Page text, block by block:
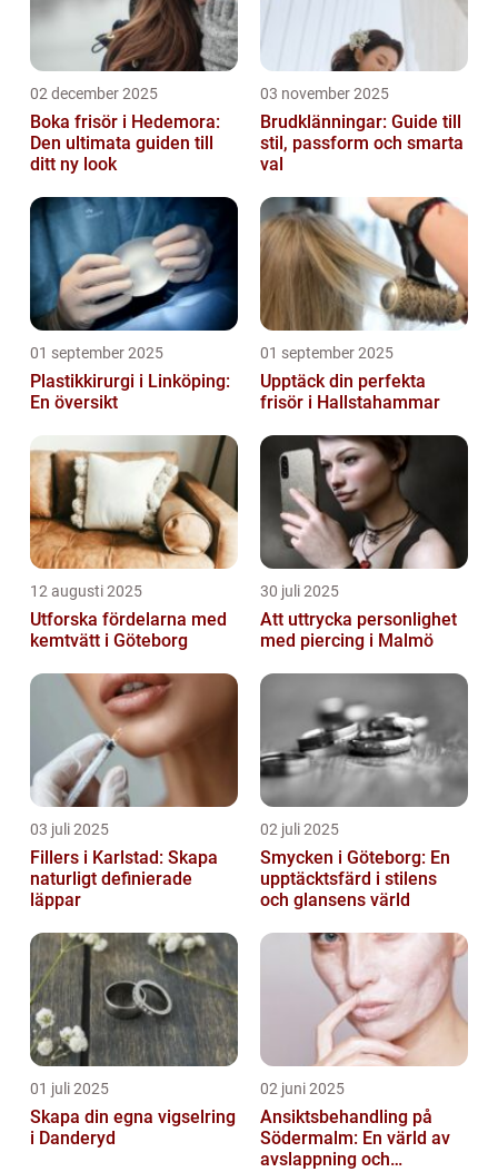
02 december 2025
Boka frisör i Hedemora:
Den ultimata guiden till
ditt ny look
03 november 2025
Brudklänningar: Guide till
stil, passform och smarta
val
01 september 2025
Plastikkirurgi i Linköping:
En översikt
01 september 2025
Upptäck din perfekta
frisör i Hallstahammar
12 augusti 2025
Utforska fördelarna med
kemtvätt i Göteborg
30 juli 2025
Att uttrycka personlighet
med piercing i Malmö
03 juli 2025
Fillers i Karlstad: Skapa
naturligt definierade
läppar
02 juli 2025
Smycken i Göteborg: En
upptäcktsfärd i stilens
och glansens värld
01 juli 2025
Skapa din egna vigselring
i Danderyd
02 juni 2025
Ansiktsbehandling på
Södermalm: En värld av
avslappning och